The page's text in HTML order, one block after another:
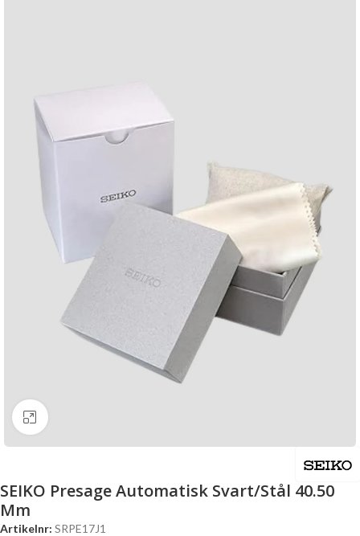
Click to enlarge
SEIKO Presage Automatisk Svart/Stål 40.50
Mm
Artikelnr: SRPE17J1